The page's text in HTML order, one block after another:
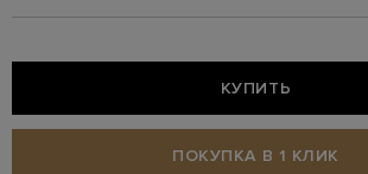
КУПИТЬ
ПОКУПКА В 1 КЛИК